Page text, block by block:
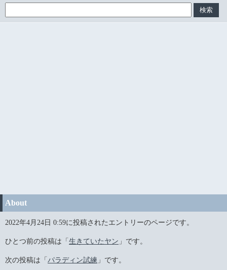
About
2022年4月24日 0:59に投稿されたエントリーのページです。
ひとつ前の投稿は「 生きていたヤン 」です。
次の投稿は「 パラディン試練 」です。